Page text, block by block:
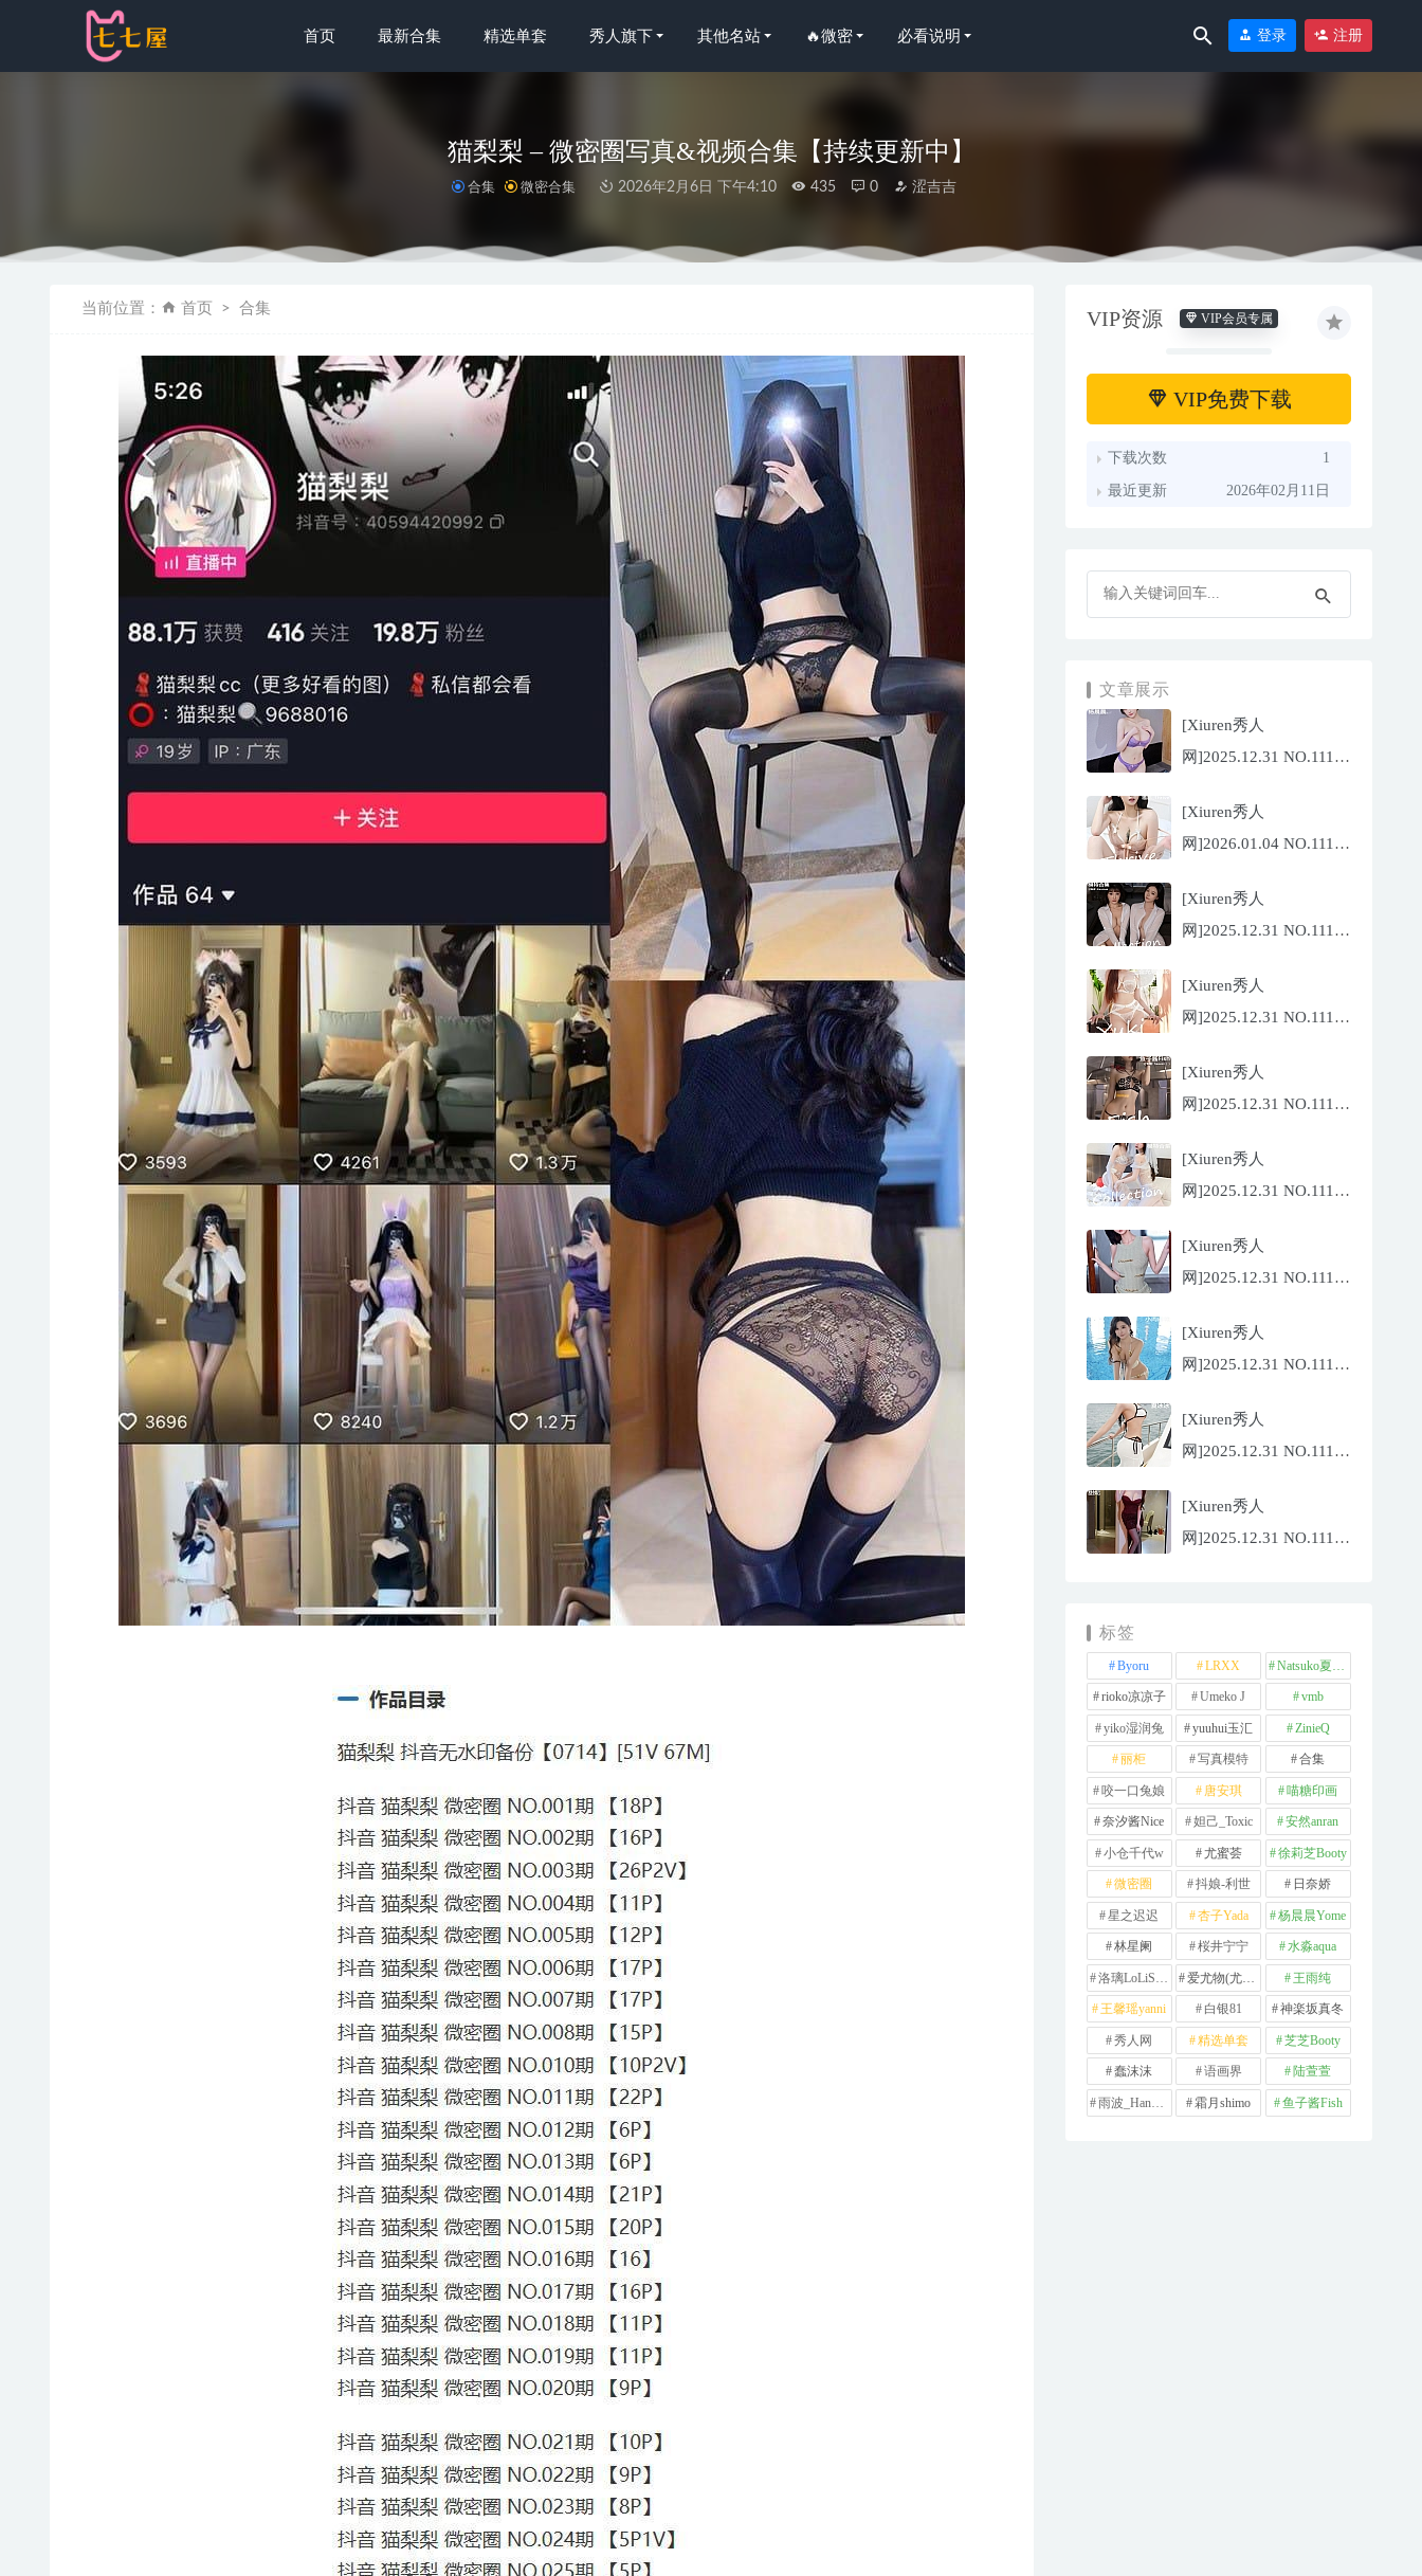
首页 最新合集 精选单套 秀人旗下 其他名站 🔥微密 必看说明 登录 注册
猫梨梨 – 微密圈写真&视频合集【持续更新中】
合集 微密合集 2026年2月6日 下午4:10 435 0 涩吉吉
当前位置： 首页 合集 VIP资源 VIP会员专属
VIP免费下载
下载次数 1
最近更新 2026年02月11日
文章展示
[Xiuren秀人
网]2025.12.31 NO.11187
[Xiuren秀人
网]2026.01.04 NO.11189
_Thrive[71P/640.85MB]
[Xiuren秀人
网]2025.12.31 NO.11188
[Xiuren秀人
网]2025.12.31 NO.11185
Yuki[75P/942.33MB]
[Xiuren秀人
网]2025.12.31 NO.11186
Fish[79P/773.17MB]
[Xiuren秀人
网]2025.12.31 NO.11184
[82P/854.18MB]
[Xiuren秀人
网]2025.12.31 NO.11183
[Xiuren秀人
网]2025.12.31 NO.11182
[81P/959.10MB]
[Xiuren秀人
网]2025.12.31 NO.11180
[Xiuren秀人
网]2025.12.31 NO.11181
标签
Byoru LRXX Natsuko夏夏子
rioko凉凉子 Umeko J vmb
yiko湿润兔 yuuhui玉汇 ZinieQ
丽柜 写真模特 合集
咬一口兔娘 唐安琪 喵糖印画
奈汐酱Nice 妲己_Toxic 安然anran
小仓千代w 尤蜜荟 徐莉芝Booty
微密圈 抖娘-利世 日奈娇
星之迟迟 杏子Yada 杨晨晨Yome
林星阑 桜井宁宁 水淼aqua
洛璃LoLiSAMA 爱尤物(尤果网) 王雨纯
王馨瑶yanni 白银81 神楽坂真冬
秀人网 精选单套 芝芝Booty
蠢沫沫 语画界 陆萱萱
雨波_HaneAme 霜月shimo 鱼子酱Fish
蜜汁猫裘 – NO.100 小妈[39P-152MB] 2023-05-31
usejan蓝蓝 – NO.16 小羊[28P1V-72M] 2024-06-20
[微密圈]奶宝妹纸 –不可以瞎想 [16P15V-539MB] 2023-07-19